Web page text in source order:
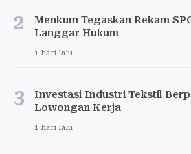
2
Menkum Tegaskan Rekam
Langgar Hukum
1 hari lalu
3
Investasi Industri Tekstil
Lowongan Kerja
1 hari lalu